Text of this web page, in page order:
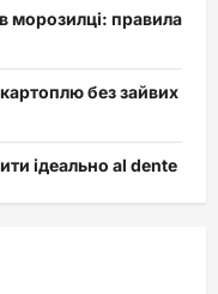
морозилці: правила
без зайвих
ідеально al dente